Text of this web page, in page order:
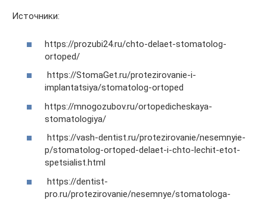
Источники:
https://prozubi24.ru/chto-delaet-stomatolog-
ortoped/
https://StomaGet.ru/protezirovanie-i-
implantatsiya/stomatolog-ortoped
https://mnogozubov.ru/ortopedicheskaya-
stomatologiya/
https://vash-dentist.ru/protezirovanie/nesemnyie-
p/stomatolog-ortoped-delaet-i-chto-lechit-etot-
spetsialist.html
https://dentist-
pro.ru/protezirovanie/nesemnye/stomatologa-